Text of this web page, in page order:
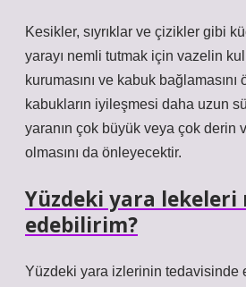
Kesikler, sıyrıklar ve çizikler gibi
yarayı nemli tutmak için vazelin
kurumasını ve kabuk
kabukların iyileşmesi daha uzun
yaranın çok büyük veya çok derin
olmasını da önleyecektir.
Yüzdeki yara lekeleri
edebilirim?
Yüzdeki yara izlerinin tedavisinde